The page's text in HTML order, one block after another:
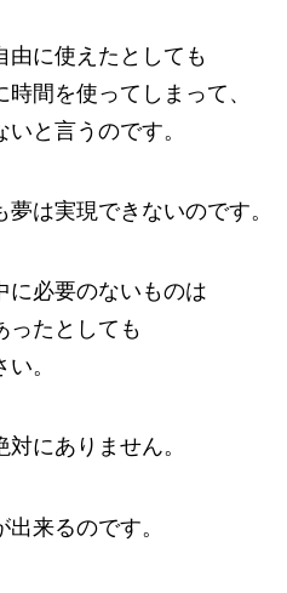
由に使えたとしても
間を使ってしまって、
と言うのです。
は実現できないのです。
に必要のないものは
ったとしても
。
にありません。
来るのです。